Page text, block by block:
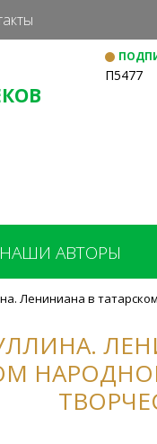
к
основному
П5477
НАШИ АВТОРЫ
Лениниана в